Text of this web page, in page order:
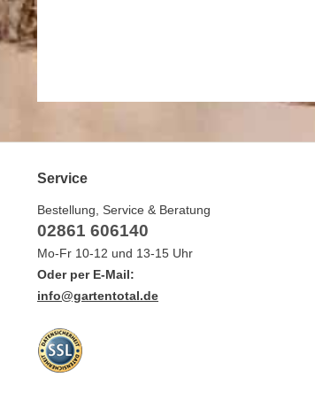
Service
Bestellung, Service & Beratung
02861 606140
Mo-Fr 10-12 und 13-15 Uhr
Oder per E-Mail:
info@gartentotal.de